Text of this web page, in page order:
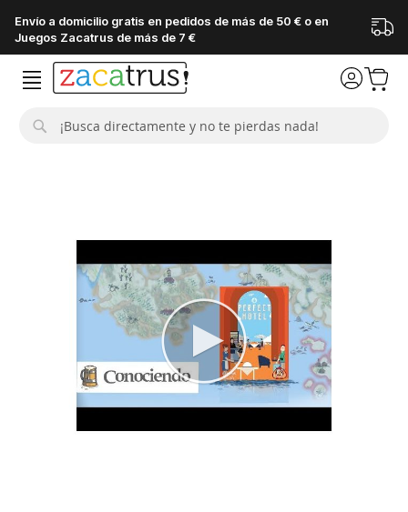
Envío a domicilio gratis en pedidos de más de 50 € o en
Juegos Zacatrus de más de 7 €